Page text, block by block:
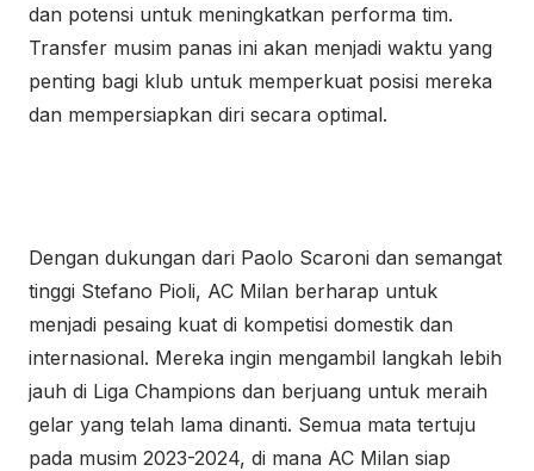
dan potensi untuk meningkatkan performa tim.
Transfer musim panas ini akan menjadi waktu yang
penting bagi klub untuk memperkuat posisi mereka
dan mempersiapkan diri secara optimal.
Dengan dukungan dari Paolo Scaroni dan semangat
tinggi Stefano Pioli, AC Milan berharap untuk
menjadi pesaing kuat di kompetisi domestik dan
internasional. Mereka ingin mengambil langkah lebih
jauh di Liga Champions dan berjuang untuk meraih
gelar yang telah lama dinanti. Semua mata tertuju
pada musim 2023-2024, di mana AC Milan siap